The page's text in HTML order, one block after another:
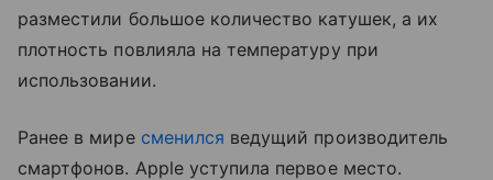
разместили большое количество катушек, а их
плотность повлияла на температуру при
использовании.
Ранее в мире сменился ведущий производитель
смартфонов. Apple уступила первое место.